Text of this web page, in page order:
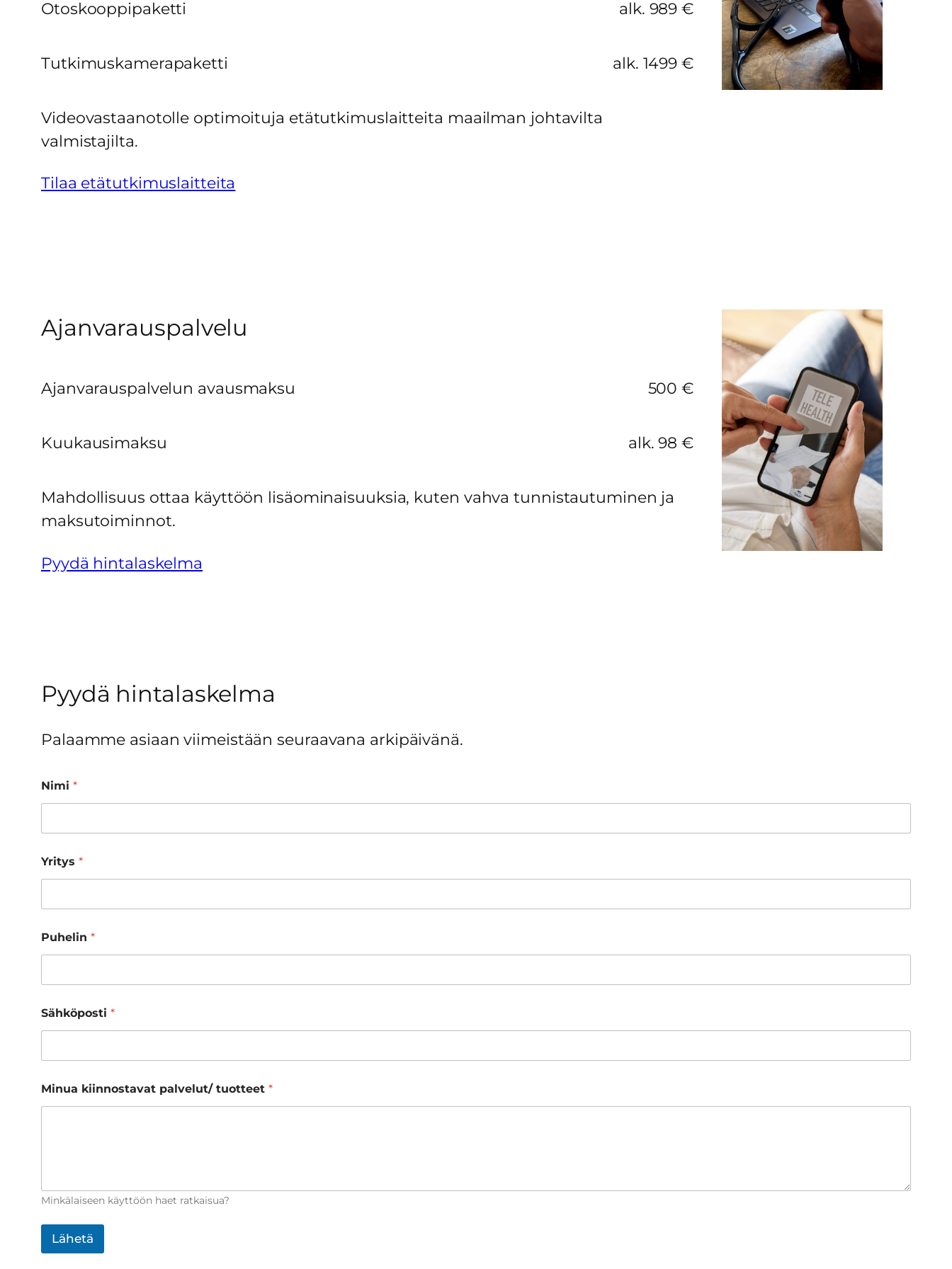
Otoskooppipaketti alk. 989 €
Tutkimuskamerapaketti alk. 1499 €
Videovastaanotolle optimoituja etätutkimuslaitteita maailman johtavilta
valmistajilta.
Tilaa etätutkimuslaitteita
Ajanvarauspalvelu
Ajanvarauspalvelun avausmaksu 500 €
Kuukausimaksu alk. 98 €
Mahdollisuus ottaa käyttöön lisäominaisuuksia, kuten vahva tunnistautuminen ja
maksutoiminnot.
Pyydä hintalaskelma
Pyydä hintalaskelma
Palaamme asiaan viimeistään seuraavana arkipäivänä.
Nimi *
Yritys *
Puhelin *
Sähköposti *
Minua kiinnostavat palvelut/ tuotteet *
Minkälaiseen käyttöön haet ratkaisua?
Lähetä